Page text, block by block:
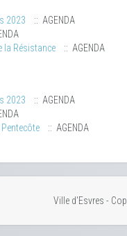
2023
:: AGENDA
la Résistance
:: AGENDA
2023
:: AGENDA
Pentecôte :: AGENDA
Ville d'Esvres -